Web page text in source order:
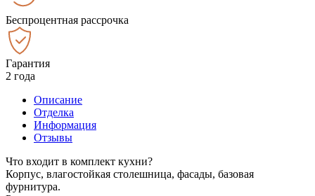
Беспроцентная рассрочка
Гарантия
2 года
Описание
Отделка
Информация
Отзывы
Что входит в комплект кухни?
Корпус, влагостойкая столешница, фасады, базовая
фурнитура.